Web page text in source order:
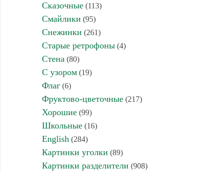
Сказочные(113)
Смайлики (95)
Снежинки (261)
Старые ретрофоны(4)
Стена (80)
С узором(19)
Флаг(6)
Фруктово-цветочные(217)
Хорошие(99)
Школьные(16)
English (284)
Картинки уголки (89)
Картинки разделители (908)